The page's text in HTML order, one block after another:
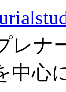
レナ
中心